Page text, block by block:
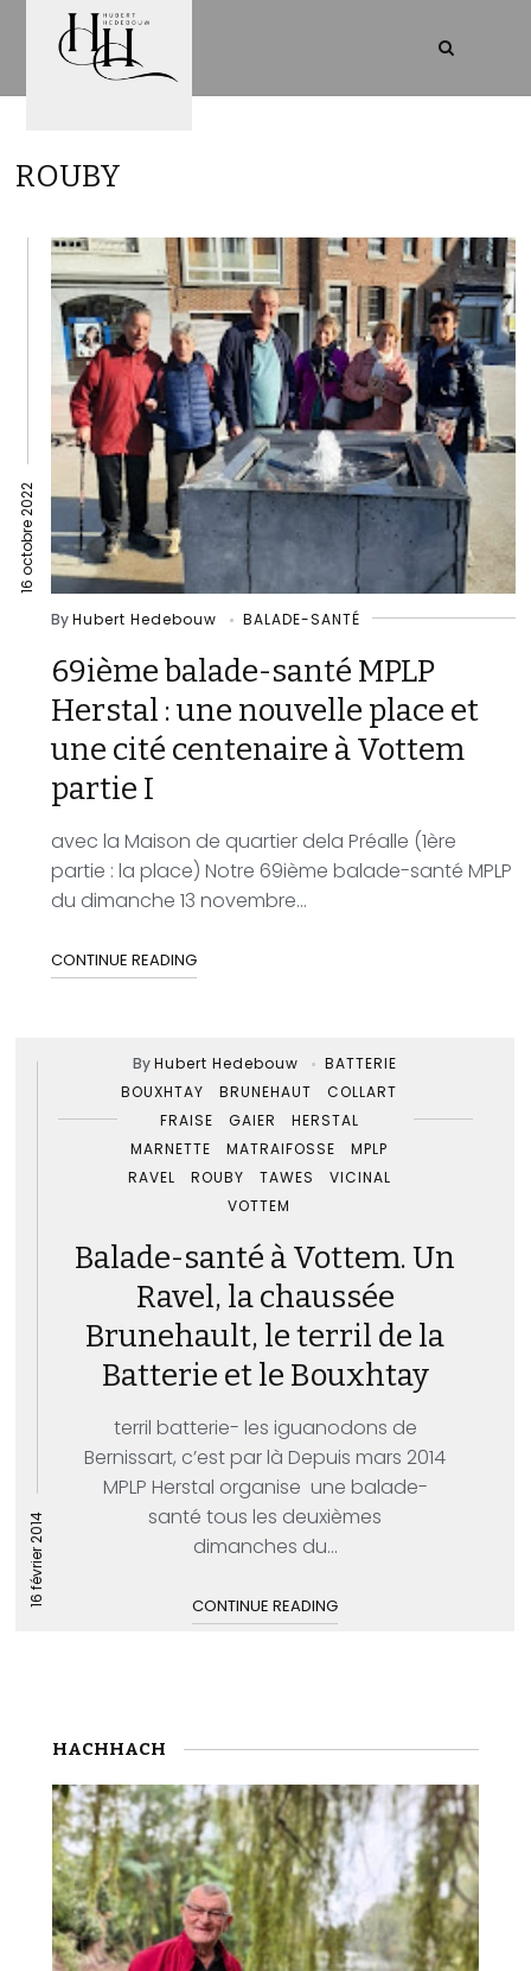
ROUBY
16 octobre 2022
ByHubert Hedebouw BALADE-SANTÉ
69ième balade-santé MPLP
Herstal : une nouvelle place et
une cité centenaire à Vottem
partie I
avec la Maison de quartier dela Préalle (1ère
partie : la place) Notre 69ième balade-santé MPLP
du dimanche 13 novembre...
CONTINUE READING
16 février 2014
ByHubert Hedebouw
BATTERIE
BOUXHTAY
BRUNEHAUT
COLLART
FRAISE
GAIER
HERSTAL
MARNETTE
MATRAIFOSSE
MPLP
RAVEL
ROUBY TAWES
VICINAL
VOTTEM
Balade-santé à Vottem. Un
Ravel, la chaussée
Brunehault, le terril de la
Batterie et le Bouxhtay
terril batterie- les iguanodons de
Bernissart, c’est par là Depuis mars 2014
MPLP Herstal organise une balade-
santé tous les deuxièmes
dimanches du...
CONTINUE READING
HACHHACH